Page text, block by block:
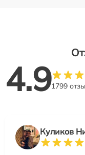
4.91799
Куликов